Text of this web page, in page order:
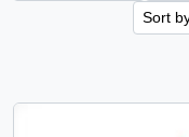
Sort